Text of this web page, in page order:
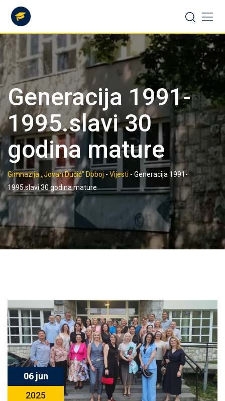
content
Generacija 1991-
1995.slavi 30
godina mature
Gimnazija ,,Jovan Dučić" Doboj - Vijesti - Generacija 1991-
1995.slavi 30 godina mature
06 jun
2025